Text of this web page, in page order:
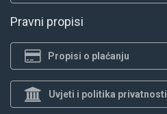
Pravni propisi
Propisi o plaćanju
Uvjeti i politika privatnosti